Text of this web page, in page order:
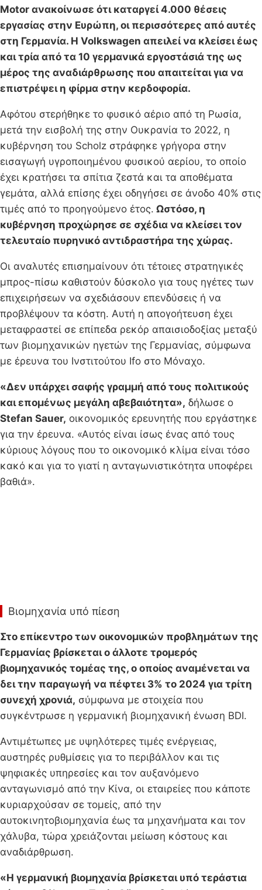
Motor ανακοίνωσε ότι καταργεί 4.000 θέσεις
εργασίας στην Ευρώπη, οι περισσότερες από αυτές
στη Γερμανία. Η Volkswagen απειλεί να κλείσει έως
και τρία από τα 10 γερμανικά εργοστάσιά της ως
μέρος της αναδιάρθρωσης που απαιτείται για να
επιστρέψει η φίρμα στην κερδοφορία.
Αφότου στερήθηκε το φυσικό αέριο από τη Ρωσία,
μετά την εισβολή της στην Ουκρανία το 2022, η
κυβέρνηση του Scholz στράφηκε γρήγορα στην
εισαγωγή υγροποιημένου φυσικού αερίου, το οποίο
έχει κρατήσει τα σπίτια ζεστά και τα αποθέματα
γεμάτα, αλλά επίσης έχει οδηγήσει σε άνοδο 40% στις
τιμές από το προηγούμενο έτος. Ωστόσο, η
κυβέρνηση προχώρησε σε σχέδια να κλείσει τον
τελευταίο πυρηνικό αντιδραστήρα της χώρας.
Οι αναλυτές επισημαίνουν ότι τέτοιες στρατηγικές
μπρος-πίσω καθιστούν δύσκολο για τους ηγέτες των
επιχειρήσεων να σχεδιάσουν επενδύσεις ή να
προβλέψουν τα κόστη. Αυτή η απογοήτευση έχει
μεταφραστεί σε επίπεδα ρεκόρ απαισιοδοξίας μεταξύ
των βιομηχανικών ηγετών της Γερμανίας, σύμφωνα
με έρευνα του Ινστιτούτου Ifo στο Μόναχο.
«Δεν υπάρχει σαφής γραμμή από τους πολιτικούς
και επομένως μεγάλη αβεβαιότητα», δήλωσε ο
Stefan Sauer, οικονομικός ερευνητής που εργάστηκε
για την έρευνα. «Αυτός είναι ίσως ένας από τους
κύριους λόγους που το οικονομικό κλίμα είναι τόσο
κακό και για το γιατί η ανταγωνιστικότητα υποφέρει
βαθιά».
Βιομηχανία υπό πίεση
Στο επίκεντρο των οικονομικών προβλημάτων της
Γερμανίας βρίσκεται ο άλλοτε τρομερός
βιομηχανικός τομέας της, ο οποίος αναμένεται να
δει την παραγωγή να πέφτει 3% το 2024 για τρίτη
συνεχή χρονιά, σύμφωνα με στοιχεία που
συγκέντρωσε η γερμανική βιομηχανική ένωση BDI.
Αντιμέτωπες με υψηλότερες τιμές ενέργειας,
αυστηρές ρυθμίσεις για το περιβάλλον και τις
ψηφιακές υπηρεσίες και τον αυξανόμενο
ανταγωνισμό από την Κίνα, οι εταιρείες που κάποτε
κυριαρχούσαν σε τομείς, από την
αυτοκινητοβιομηχανία έως τα μηχανήματα και τον
χάλυβα, τώρα χρειάζονται μείωση κόστους και
αναδιάρθρωση.
«Η γερμανική βιομηχανία βρίσκεται υπό τεράστια